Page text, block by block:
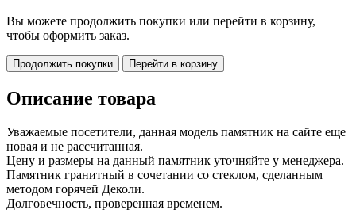
Вы можете продолжить покупки или перейти в корзину,
чтобы оформить заказ.
Продолжить покупки Перейти в корзину
Описание товара
Уважаемые посетители, данная модель памятник на сайте еще
новая и не рассчитанная.
Цену и размеры на данный памятник уточняйте у менеджера.
Памятник гранитный в сочетании со стеклом, сделанным
методом горячей Деколи.
Долговечность, проверенная временем.